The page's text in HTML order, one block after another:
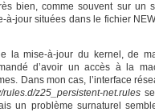
bien, comme souvent sur un
à-jour situées dans le fichier
la mise-à-jour du kernel, de
d’avoir un accès à la
Dans mon cas, l’interface
rules.d/z25_persistent-net.rulesse
un problème surnaturel